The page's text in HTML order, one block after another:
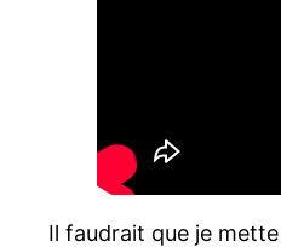
Il faudrait que je